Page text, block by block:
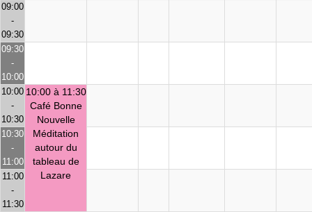
09:00
-
09:30
09:30
-
10:00
10:00
-
10:30
10:00 à 11:30
Café Bonne
Nouvelle
Méditation
autour du
tableau de
Lazare
10:30
-
11:00
11:00
-
11:30